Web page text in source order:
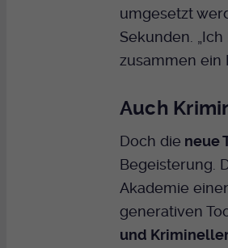
umgesetzt
Sekunden.
zusammen ein
Auch
Doch die neue
Begeisterung.
Akademie
generativen
und